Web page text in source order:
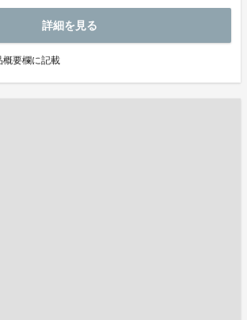
詳細を見る
概要欄に記載